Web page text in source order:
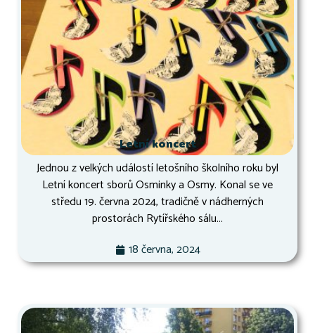
Letní koncert
Jednou z velkých událostí letošního školního roku byl
Letní koncert sborů Osminky a Osmy. Konal se ve
středu 19. června 2024, tradičně v nádherných
prostorách Rytířského sálu...
18 června, 2024